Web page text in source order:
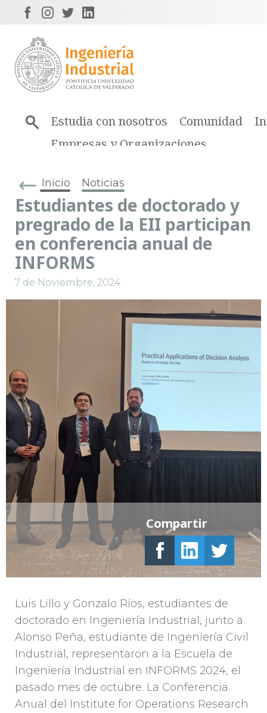
Estudia con nosotros Comunidad
Empresas y Organizaciones
Inicio Noticias
Estudiantes de doctorado y
pregrado de la EII participan
en conferencia anual de
INFORMS
7 de Noviembre, 2024
Luis Lillo y Gonzalo Ríos, estudiantes de
doctorado en Ingeniería Industrial, junto a
Alonso Peña, estudiante de Ingeniería Civil
Industrial, representaron a la Escuela de
Ingeniería Industrial en INFORMS 2024, el
pasado mes de octubre. La Conferencia
Anual del Institute for Operations Research
Compartir